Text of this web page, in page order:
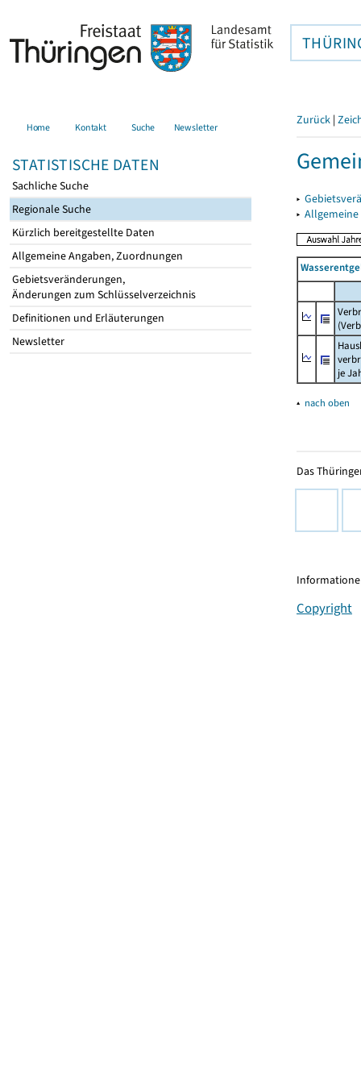
Home Kontakt Suche Newsletter
STATISTISCHE DATEN
Sachliche Suche
Regionale Suche
Kürzlich bereitgestellte Daten
Allgemeine Angaben, Zuordnungen
Gebietsveränderungen,
Änderungen zum Schlüsselverzeichnis
Definitionen und Erläuterungen
Newsletter
Zurück |
▸
▸
je
▴ nach oben
Das
Copyright